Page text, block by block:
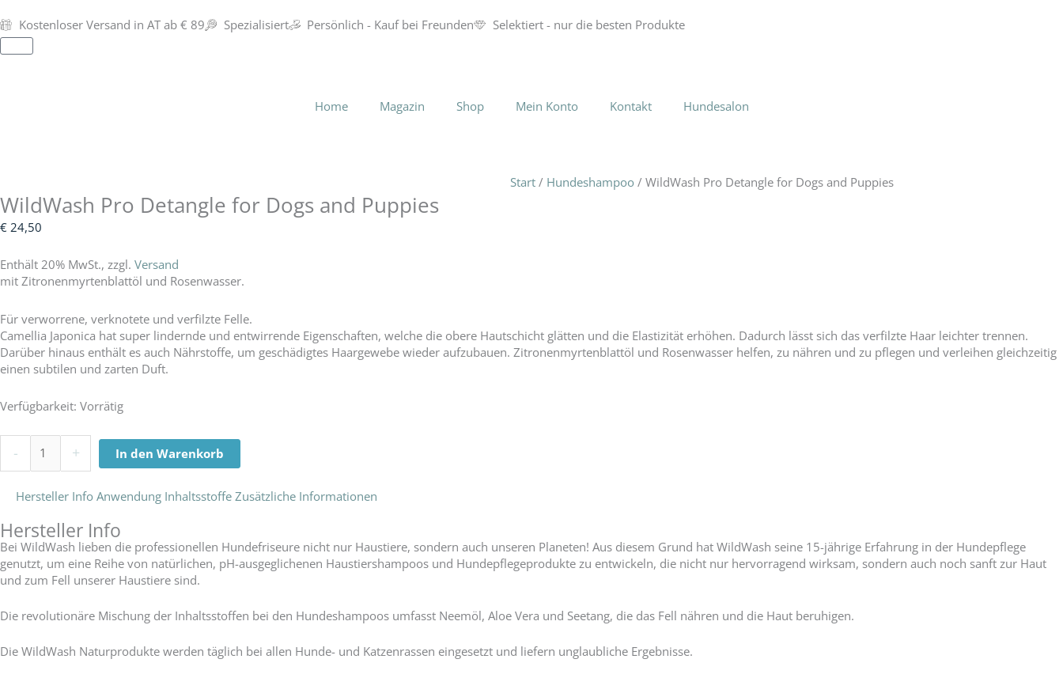
Inhalt
springen
Kostenloser Versand in AT ab € 89 Spezialisiert Persönlich - Kauf bei Freunden
Selektiert - nur die besten Produkte
Warenkorb
Home Magazin Shop Mein Konto Kontakt Hundesalon
Start / Hundeshampoo / WildWash Pro Detangle for Dogs and Puppies
WildWash Pro Detangle for Dogs and Puppies
€ 24,50
Enthält 20% MwSt., zzgl. Versand
mit Zitronenmyrtenblattöl und Rosenwasser.
Für verworrene, verknotete und verfilzte Felle.
Camellia Japonica hat super lindernde und entwirrende Eigenschaften, welche die obere Hautschicht glätten und die Elastizität erhöhen. Dadurch lässt sich das verfilzte Haar leichter trennen.
Darüber hinaus enthält es auch Nährstoffe, um geschädigtes Haargewebe wieder aufzubauen. Zitronenmyrtenblattöl und Rosenwasser helfen, zu nähren und zu pflegen und verleihen gleichzeitig
einen subtilen und zarten Duft.
Verfügbarkeit: Vorrätig
-
WildWash
Detangle
for
Dogs
Puppies
Menge
+ In den Warenkorb
Hersteller Info Anwendung Inhaltsstoffe Zusätzliche Informationen
Hersteller Info
Bei WildWash lieben die professionellen Hundefriseure nicht nur Haustiere, sondern auch unseren Planeten! Aus diesem Grund hat WildWash seine 15-jährige Erfahrung in der Hundepflege
genutzt, um eine Reihe von natürlichen, pH-ausgeglichenen Haustiershampoos und Hundepflegeprodukte zu entwickeln, die nicht nur hervorragend wirksam, sondern auch noch sanft zur Haut
und zum Fell unserer Haustiere sind.
Die revolutionäre Mischung der Inhaltsstoffen bei den Hundeshampoos umfasst Neemöl, Aloe Vera und Seetang, die das Fell nähren und die Haut beruhigen.
Die WildWash Naturprodukte werden täglich bei allen Hunde- und Katzenrassen eingesetzt und liefern unglaubliche Ergebnisse.